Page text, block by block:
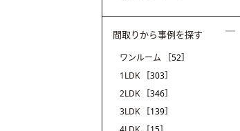
間取りから事例を探す
ワンルーム
［52］
1LDK
［303］
2LDK
［346］
3LDK
［139］